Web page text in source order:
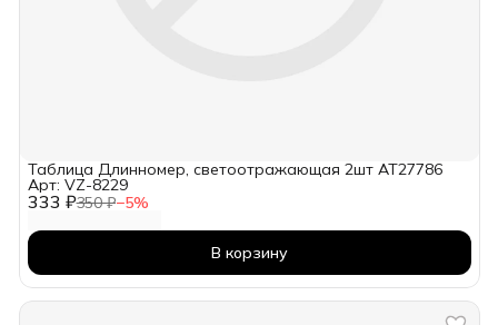
333 ₽350 ₽−5%
Таблица Длинномер, светоотражающая 2шт AT27786
Арт: VZ-8229
В корзину